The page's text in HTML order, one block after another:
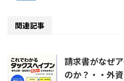
関連記事
請求書がなぜ
のか？・・外